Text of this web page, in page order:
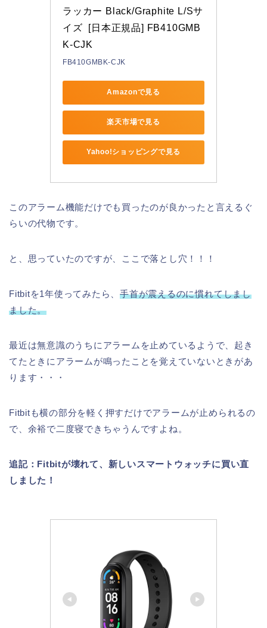
ラッカー Black/Graphite L/Sサ
イズ  [日本正規品] FB410GMB
K-CJK
FB410GMBK-CJK
Amazonで見る
楽天市場で見る
Yahoo!ショッピングで見る
このアラーム機能だけでも買ったのが良かったと言えるぐ
らいの代物です。
と、思っていたのですが、ここで落とし穴！！！
Fitbitを1年使ってみたら、手首が震えるのに慣れてしまし
ました。
最近は無意識のうちにアラームを止めているようで、起き
てたときにアラームが鳴ったことを覚えていないときがあ
ります・・・
Fitbitも横の部分を軽く押すだけでアラームが止められるの
で、余裕で二度寝できちゃうんですよね。
追記：Fitbitが壊れて、新しいスマートウォッチに買い直
しました！